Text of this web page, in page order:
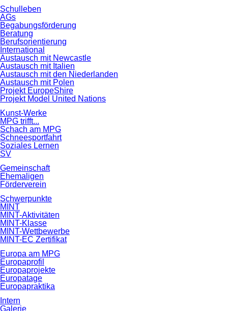
Schulleben
AGs
Begabungsförderung
Beratung
Berufsorientierung
International
Austausch mit Newcastle
Austausch mit Italien
Austausch mit den Niederlanden
Austausch mit Polen
Projekt EuropeShire
Projekt Model United Nations
Kunst-Werke
MPG trifft...
Schach am MPG
Schneesportfahrt
Soziales Lernen
SV
Gemeinschaft
Ehemaligen
Förderverein
Schwerpunkte
MINT
MINT-Aktivitäten
MINT-Klasse
MINT-Wettbewerbe
MINT-EC Zertifikat
Europa am MPG
Europaprofil
Europaprojekte
Europatage
Europapraktika
Intern
Galerie